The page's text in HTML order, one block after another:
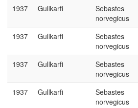
1937 Gullkarfi
Sebastes
norvegicus
1937 Gullkarfi
Sebastes
norvegicus
1937 Gullkarfi
Sebastes
norvegicus
1937 Gullkarfi
Sebastes
norvegicus